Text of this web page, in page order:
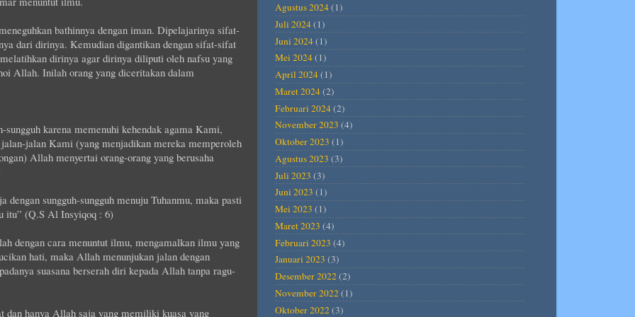
bathinnya dengan iman. Dipelajarinya sifat-
dari dirinya. Kemudian digantikan dengan sifat-sifat
dirinya agar dirinya diliputi oleh nafsu yang
Allah. Inilah orang yang diceritakan dalam
sungguh karena memenuhi kehendak agama Kami,
jalan Kami (yang menjadikan mereka memperoleh
Allah menyertai orang-orang yang berusaha
dengan sungguh-sungguh menuju Tuhanmu, maka pasti
itu” (Q.S Al Insyiqoq : 6)
dengan cara menuntut ilmu, mengamalkan ilmu yang
hati, maka Allah menunjukan jalan dengan
suasana berserah diri kepada Allah tanpa ragu-
dan hanya Allah saja yang memiliki kuasa yang
Agustus 2024(1)
Juli 2024(1)
Juni 2024(1)
Mei 2024(1)
April 2024(1)
Maret 2024(2)
Februari 2024(2)
November 2023 (4)
Oktober 2023 (1)
Agustus 2023 (3)
Juli 2023 (3)
Juni 2023 (1)
Mei 2023 (1)
Maret 2023 (4)
Februari 2023 (4)
Januari 2023 (3)
Desember 2022(2)
November 2022(1)
Oktober 2022(3)